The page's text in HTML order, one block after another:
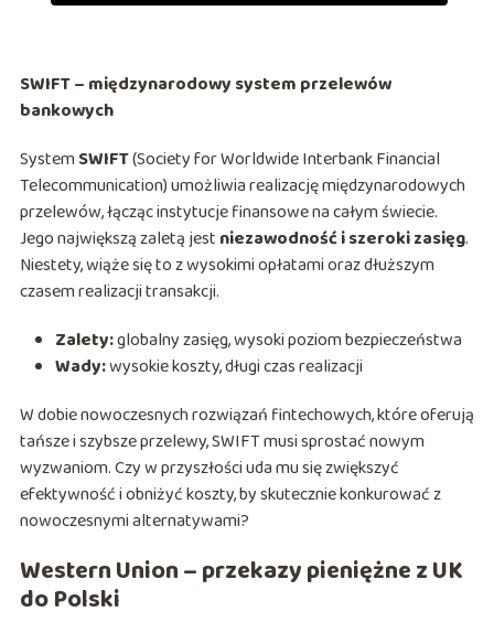
SWIFT – międzynarodowy system przelewów
bankowych
SystemSWIFT(Society for Worldwide Interbank Financial
Telecommunication) umożliwia realizację międzynarodowych
przelewów, łącząc instytucje finansowe na całym świecie.
Jego największą zaletą jest niezawodność i szeroki zasięg.
Niestety, wiąże się to z wysokimi opłatami oraz dłuższym
czasem realizacji transakcji.
Zalety:globalny zasięg, wysoki poziom bezpieczeństwa
Wady:wysokie koszty, długi czas realizacji
W dobie nowoczesnych rozwiązań fintechowych, które oferują
tańsze i szybsze przelewy, SWIFT musi sprostać nowym
wyzwaniom. Czy w przyszłości uda mu się zwiększyć
efektywność i obniżyć koszty, by skutecznie konkurować z
nowoczesnymi alternatywami?
Western Union – przekazy pieniężne z UK
do Polski